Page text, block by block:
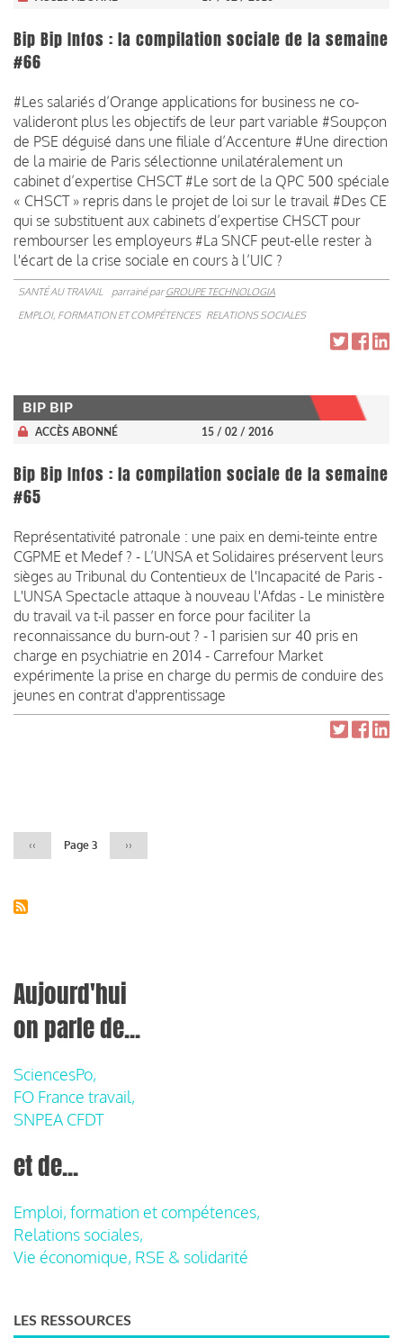
Bip Bip Infos : la compilation sociale de la semaine
#66
#Les salariés d’Orange applications for business ne co-
valideront plus les objectifs de leur part variable #Soupçon
de PSE déguisé dans une filiale d’Accenture #Une direction
de la mairie de Paris sélectionne unilatéralement un
cabinet d’expertise CHSCT #Le sort de la QPC 500 spéciale
« CHSCT » repris dans le projet de loi sur le travail #Des CE
qui se substituent aux cabinets d’expertise CHSCT pour
rembourser les employeurs #La SNCF peut-elle rester à
l'écart de la crise sociale en cours à l’UIC ?
SANTÉ AU TRAVAIL parrainé parGROUPE TECHNOLOGIA
EMPLOI, FORMATION ET COMPÉTENCES RELATIONS SOCIALES
BIP BIP
ACCÈS ABONNÉ 15 / 02 / 2016
Bip Bip Infos : la compilation sociale de la semaine
#65
Représentativité patronale : une paix en demi-teinte entre
CGPME et Medef ? - L’UNSA et Solidaires préservent leurs
sièges au Tribunal du Contentieux de l'Incapacité de Paris -
L'UNSA Spectacle attaque à nouveau l'Afdas - Le ministère
du travail va t-il passer en force pour faciliter la
reconnaissance du burn-out ? - 1 parisien sur 40 pris en
charge en psychiatrie en 2014 - Carrefour Market
expérimente la prise en charge du permis de conduire des
jeunes en contrat d'apprentissage
Page
précédente
‹‹ Page 3
Page
››
Aujourd'hui
on parle de...
SciencesPo,
FO France travail,
SNPEA CFDT
et de...
Emploi, formation et compétences,
Relations sociales,
Vie économique, RSE & solidarité
LES RESSOURCES